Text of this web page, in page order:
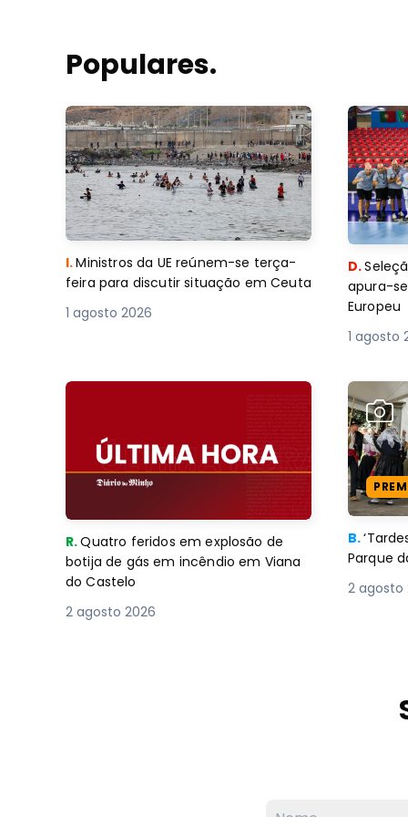
Populares.
I.Ministros da UE reúnem-se terça-
feira para discutir situação em Ceuta
1 agosto 2026
D.
apura-
Europeu
1 agosto
R.Quatro feridos em explosão de
botija de gás em incêndio em Viana
do Castelo
2 agosto 2026
B.
Parque
2 agosto